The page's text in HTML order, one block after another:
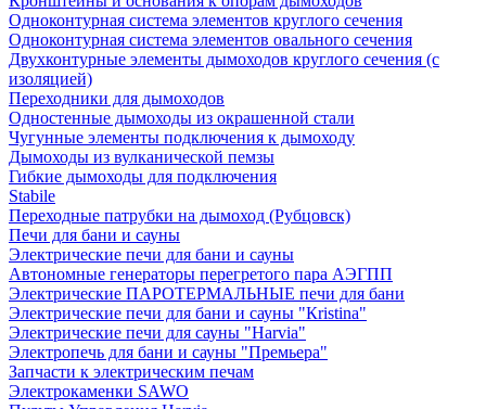
Одноконтурная система элементов круглого сечения
Одноконтурная система элементов овального сечения
Двухконтурные элементы дымоходов круглого сечения (с
изоляцией)
Переходники для дымоходов
Одностенные дымоходы из окрашенной стали
Чугунные элементы подключения к дымоходу
Дымоходы из вулканической пемзы
Гибкие дымоходы для подключения
Stabile
Переходные патрубки на дымоход (Рубцовск)
Печи для бани и сауны
Электрические печи для бани и сауны
Автономные генераторы перегретого пара АЭГПП
Электрические ПАРОТЕРМАЛЬНЫЕ печи для бани
Электрические печи для бани и сауны "Кristina"
Электрические печи для сауны "Harvia"
Электропечь для бани и сауны "Премьера"
Запчасти к электрическим печам
Электрокаменки SAWO